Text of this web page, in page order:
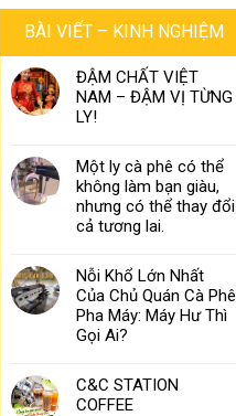
BÀI VIẾT – KINH NGHIỆM
ĐẬM CHẤT VIỆT
NAM – ĐẬM VỊ TỪNG
LY!
Một ly cà phê có thể
không làm bạn giàu,
nhưng có thể thay đổi
cả tương lai.
Nỗi Khổ Lớn Nhất
Của Chủ Quán Cà Phê
Pha Máy: Máy Hư Thì
Gọi Ai?
C&C STATION
COFFEE